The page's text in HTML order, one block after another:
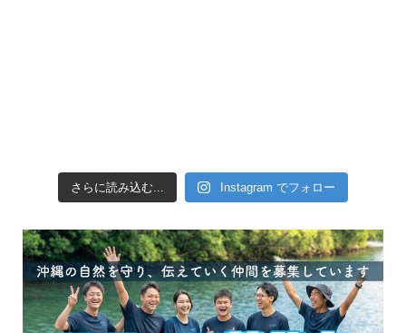
さらに読み込む... Instagram でフォロー